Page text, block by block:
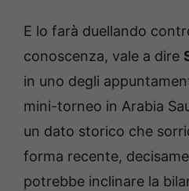
E lo farà duellando
conoscenza, vale a dire
in uno degli
mini-torneo in Arabia
un dato storico che
forma recente,
potrebbe inclinare la